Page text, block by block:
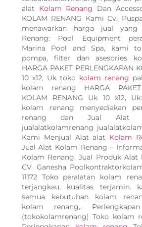
alat Kolam Renang Dan
KOLAM RENANG Kami Cv.
menawarkan harga jual yang
Renang: Pool Equipment
Marina Pool and Spa, kami
pompa, filter dan asesories
HARGA PAKET PERLENGKAPAN
10 x12, Uk toko kolam renang
kolam renang HARGA PAKET
KOLAM RENANG Uk 10 x12, Uk:
kolam renang menyediakan
renang dan Jual Alat
jualalatkolamrenang
Kami Menjual Alat alat Kolam
Jual Alat Kolam Renang –
Kolam Renang. Jual Produk
CV. Ganesha
11172 Toko peralatan kolam
terjangkau, kualitas terjamin.
semua kebutuhan kolam
kolam renang,.
(tokokolamrenang) Toko kolam